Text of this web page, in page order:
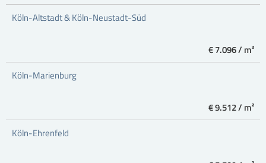
Köln-Altstadt & Köln-Neustadt-Süd
€ 7.096 / m²
Köln-Marienburg
€ 9.512 / m²
Köln-Ehrenfeld